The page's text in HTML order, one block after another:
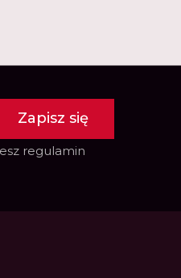
Zapisz się
regulamin